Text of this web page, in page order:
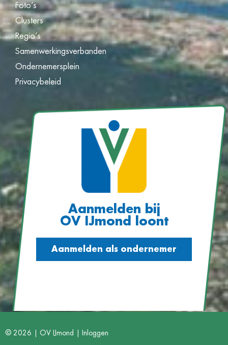
Foto’s
Clusters
Regio’s
Samenwerkingsverbanden
Ondernemersplein
Privacybeleid
Aanmelden bij
OV IJmond loont
Aanmelden als ondernemer
© 2026 | OV IJmond | Inloggen